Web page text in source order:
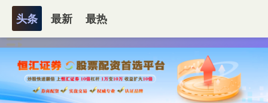
头条 最新 最热